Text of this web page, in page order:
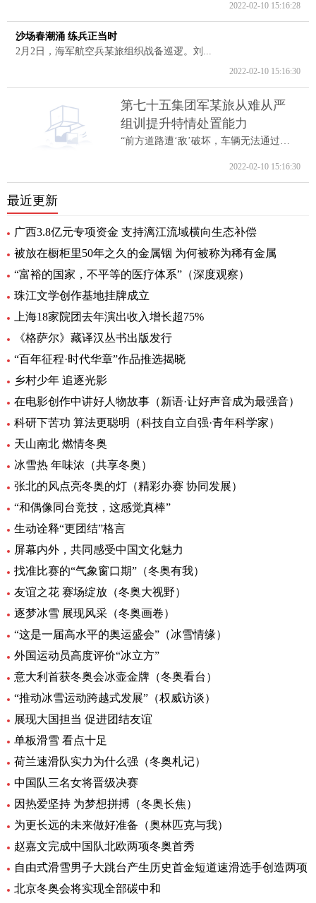
2022-02-10 15:16:28
沙场春潮涌 练兵正当时
2月2日，海军航空兵某旅组织战备巡逻。刘...
2022-02-10 15:16:30
第七十五集团军某旅从难从严
组训提升特情处置能力
“前方道路遭‘敌’破坏，车辆无法通过。...
2022-02-10 15:16:30
最近更新
广西3.8亿元专项资金 支持漓江流域横向生态补偿
被放在橱柜里50年之久的金属铟 为何被称为稀有金属
“富裕的国家，不平等的医疗体系”（深度观察）
珠江文学创作基地挂牌成立
上海18家院团去年演出收入增长超75%
《格萨尔》藏译汉丛书出版发行
“百年征程·时代华章”作品推选揭晓
乡村少年 追逐光影
在电影创作中讲好人物故事（新语·让好声音成为最强音）
科研下苦功 算法更聪明（科技自立自强·青年科学家）
天山南北 燃情冬奥
冰雪热 年味浓（共享冬奥）
张北的风点亮冬奥的灯（精彩办赛 协同发展）
“和偶像同台竞技，这感觉真棒”
生动诠释“更团结”格言
屏幕内外，共同感受中国文化魅力
找准比赛的“气象窗口期”（冬奥有我）
友谊之花 赛场绽放（冬奥大视野）
逐梦冰雪 展现风采（冬奥画卷）
“这是一届高水平的奥运盛会”（冰雪情缘）
外国运动员高度评价“冰立方”
意大利首获冬奥会冰壶金牌（冬奥看台）
“推动冰雪运动跨越式发展”（权威访谈）
展现大国担当 促进团结友谊
单板滑雪 看点十足
荷兰速滑队实力为什么强（冬奥札记）
中国队三名女将晋级决赛
因热爱坚持 为梦想拼搏（冬奥长焦）
为更长远的未来做好准备（奥林匹克与我）
赵嘉文完成中国队北欧两项冬奥首秀
自由式滑雪男子大跳台产生历史首金短道速滑选手创造两项
北京冬奥会将实现全部碳中和